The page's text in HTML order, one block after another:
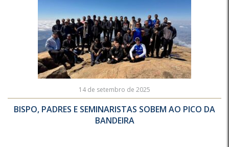
14 de setembro de 2025
BISPO, PADRES E SEMINARISTAS SOBEM AO PICO DA
BANDEIRA